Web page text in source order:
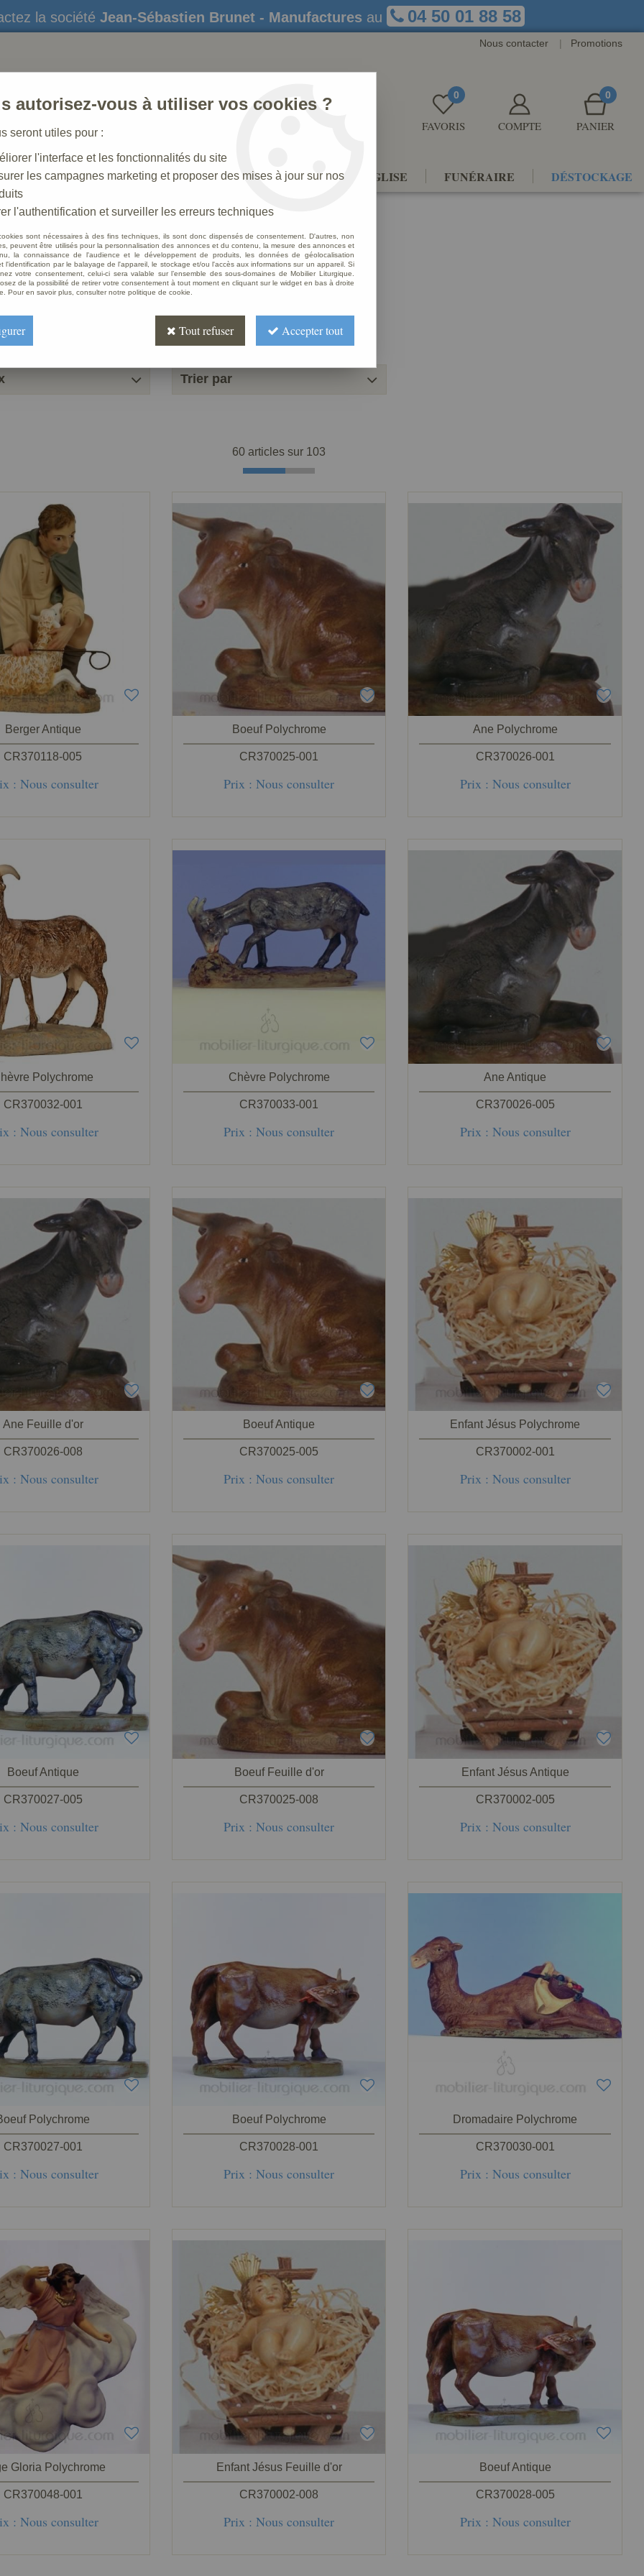
la société Jean-Sébastien Brunet - Manufactures au 04 50 01 88 58
Nous contacter | Promotions
0
FAVORIS COMPTE
0
PANIER
STATUES CRÈCHES DE NOËL AMÉNAGEMENTS D'ÉGLISE FUNÉRAIRE DÉSTOCKAGE
N° 37 _ 15 CM
Crèche N° 37 _ 15 CM
Crèches 15 cm
Trier par
60 articles sur 103
Berger Antique
CR370118-005
: Nous consulter
Boeuf Polychrome
CR370025-001
Prix : Nous consulter
Ane Polychrome
CR370026-001
Prix : Nous consulter
Polychrome
CR370032-001
: Nous consulter
Chèvre Polychrome
CR370033-001
Prix : Nous consulter
Ane Antique
CR370026-005
Prix : Nous consulter
Ane Feuille d'or
CR370026-008
: Nous consulter
Boeuf Antique
CR370025-005
Prix : Nous consulter
Enfant Jésus Polychrome
CR370002-001
Prix : Nous consulter
Boeuf Antique
CR370027-005
: Nous consulter
Boeuf Feuille d'or
CR370025-008
Prix : Nous consulter
Enfant Jésus Antique
CR370002-005
Prix : Nous consulter
Polychrome
CR370027-001
: Nous consulter
Boeuf Polychrome
CR370028-001
Prix : Nous consulter
Dromadaire Polychrome
CR370030-001
Prix : Nous consulter
Gloria Polychrome
CR370048-001
: Nous consulter
Enfant Jésus Feuille d'or
CR370002-008
Prix : Nous consulter
Boeuf Antique
CR370028-005
Prix : Nous consulter
autorisez-vous à utiliser vos cookies ?
seront utiles pour :
l'interface et les fonctionnalités du site
les campagnes marketing et proposer des mises à jour sur nos
l'authentification et surveiller les erreurs techniques
sont nécessaires à des fins techniques, ils sont donc dispensés de consentement. D'autres, non
peuvent être utilisés pour la personnalisation des annonces et du contenu, la mesure des annonces et
la connaissance de l'audience et le développement de produits, les données de géolocalisation
l'identification par le balayage de l'appareil, le stockage et/ou l'accès aux informations sur un appareil. Si
votre consentement, celui-ci sera valable sur l’ensemble des sous-domaines de Mobilier Liturgique.
de la possibilité de retirer votre consentement à tout moment en cliquant sur le widget en bas à droite
Pour en savoir plus, consulter notre politique de cookie.
Tout refuser Accepter tout